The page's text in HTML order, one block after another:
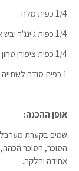
1/4 כפית מלח
1/4 כפית ג'ינג'ר יבש או קינמון טחון
1/4 כפית ציפורן טחון
1 כפית סודה לשתייה או כפית גדושה של אבקת אפייה (אפשר לשלב ביניהם)
אופן ההכנה:
שמים בקערת מערבל
הסוכר, הסוכר
אחידה וחלקה.